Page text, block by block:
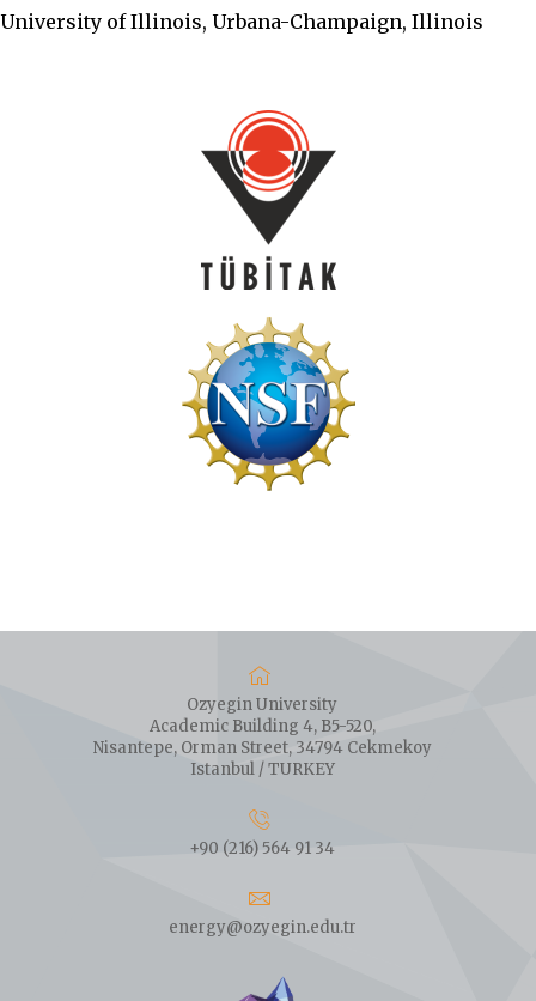
University of Illinois, Urbana-Champaign, Illinois
Ozyegin University
Academic Building 4, B5-520,
Nisantepe, Orman Street, 34794 Cekmekoy
Istanbul / TURKEY
+90 (216) 564 91 34
energy@ozyegin.edu.tr